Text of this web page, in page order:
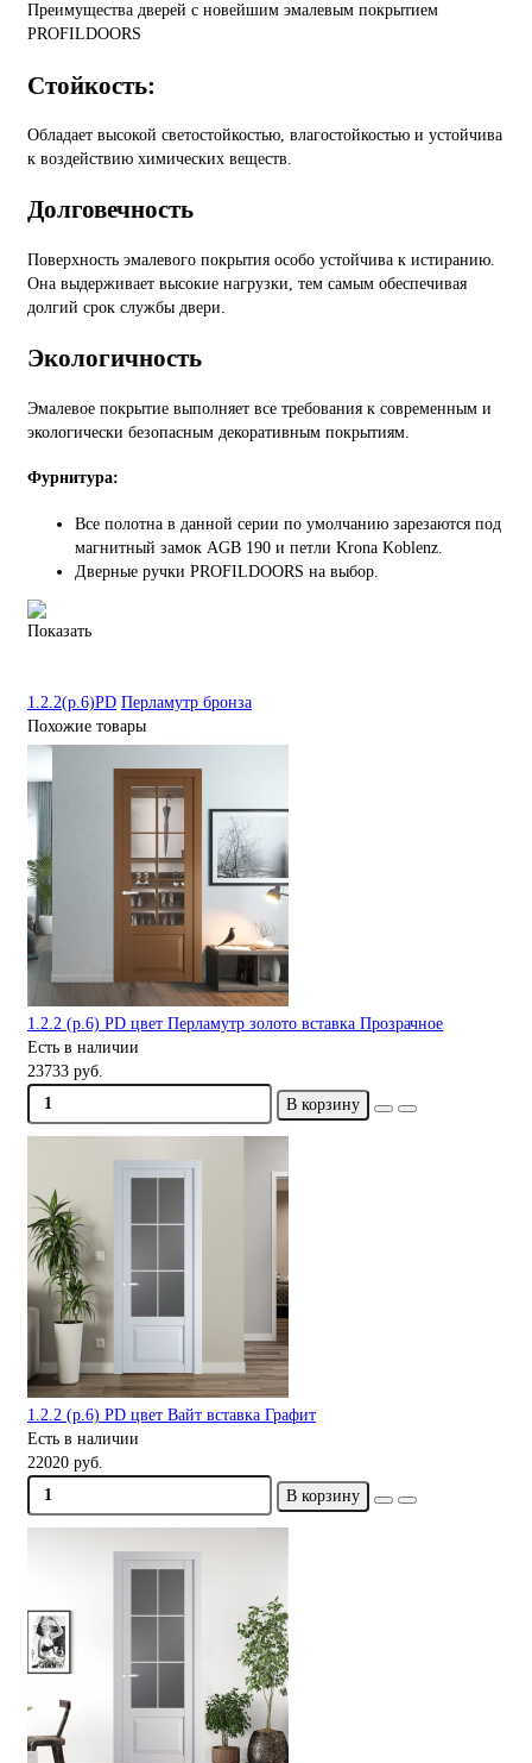
Преимущества дверей с новейшим эмалевым покрытием
PROFILDOORS
Стойкость:
Обладает высокой светостойкостью, влагостойкостью и устойчива
к воздействию химических веществ.
Долговечность
Поверхность эмалевого покрытия особо устойчива к истиранию.
Она выдерживает высокие нагрузки, тем самым обеспечивая
долгий срок службы двери.
Экологичность
Эмалевое покрытие выполняет все требования к современным и
экологически безопасным декоративным покрытиям.
Фурнитура:
Все полотна в данной серии по умолчанию зарезаются под
магнитный замок AGB 190 и петли Krona Koblenz.
Дверные ручки PROFILDOORS на выбор.
Показать
1.2.2(р.6)PD Перламутр бронза
Похожие товары
1.2.2 (р.6) PD цвет Перламутр золото вставка Прозрачное
Есть в наличии
23733 руб.
В корзину
1.2.2 (р.6) PD цвет Вайт вставка Графит
Есть в наличии
22020 руб.
В корзину